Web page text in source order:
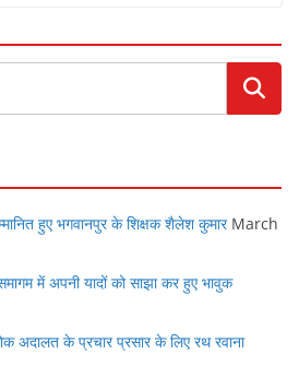
हुए भगवानपुर के शिक्षक शैलेश कुमार March
में अपनी यादों को साझा कर हुए भावुक
अदालत के प्रचार प्रसार के लिए रथ रवाना